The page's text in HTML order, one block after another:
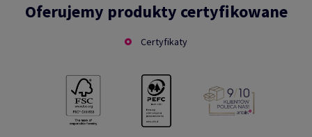
Oferujemy produkty certyfikowane
Certyfikaty